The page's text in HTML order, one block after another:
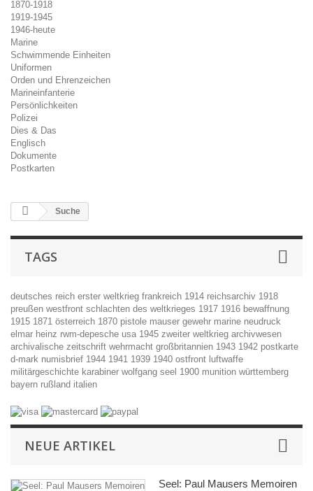
1870-1918
1919-1945
1946-heute
Marine
Schwimmende Einheiten
Uniformen
Orden und Ehrenzeichen
Marineinfanterie
Persönlichkeiten
Polizei
Dies & Das
Englisch
Dokumente
Postkarten
Suche
TAGS
deutsches reich erster weltkrieg frankreich 1914 reichsarchiv 1918
preußen westfront schlachten des weltkrieges 1917 1916 bewaffnung
1915 1871 österreich 1870 pistole mauser gewehr marine neudruck
elmar heinz rwm-depesche usa 1945 zweiter weltkrieg archivwesen
archivalische zeitschrift wehrmacht großbritannien 1943 1942 postkarte
d-mark numisbrief 1944 1941 1939 1940 ostfront luftwaffe
militärgeschichte karabiner wolfgang seel 1900 munition württemberg
bayern rußland italien
NEUE ARTIKEL
Seel: Paul Mausers Memoiren